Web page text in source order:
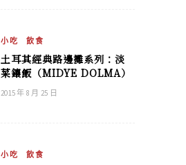
小吃 飲食
土耳其經典路邊攤系列：淡
菜鑲飯（MIDYE DOLMA）
2015 年 8 月 25 日
小吃 飲食